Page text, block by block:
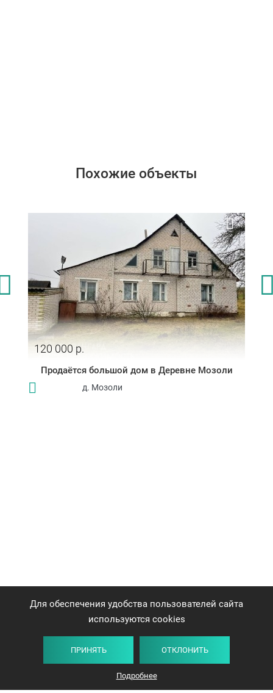
Похожие объекты
120 000 р.
Продаётся большой дом в Деревне Мозоли
д. Мозоли
Для обеспечения удобства пользователей сайта
используются cookies
ПРИНЯТЬ ОТКЛОНИТЬ
Подробнее